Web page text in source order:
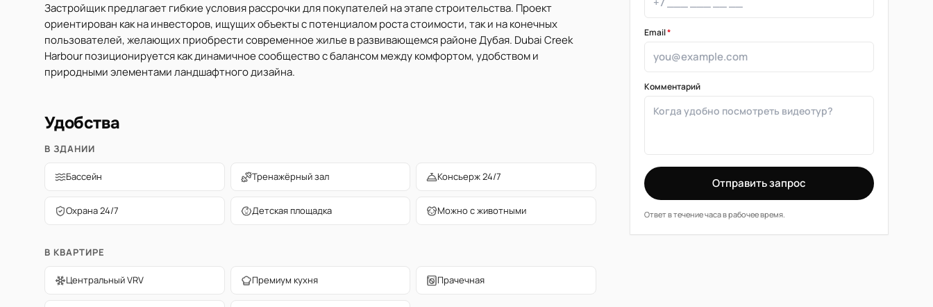
Застройщик предлагает гибкие условия рассрочки для покупателей на этапе строительства. Проект
ориентирован как на инвесторов, ищущих объекты с потенциалом роста стоимости, так и на конечных
пользователей, желающих приобрести современное жилье в развивающемся районе Дубая. Dubai Creek
Harbour позиционируется как динамичное сообщество с балансом между комфортом, удобством и
природными элементами ландшафтного дизайна.
Удобства
В ЗДАНИИ
Бассейн Тренажёрный зал Консьерж 24/7
Охрана 24/7 Детская площадка Можно с животными
В КВАРТИРЕ
Центральный VRV Премиум кухня Прачечная
Email*
Комментарий
Отправить запрос
Ответ в течение часа в рабочее время.